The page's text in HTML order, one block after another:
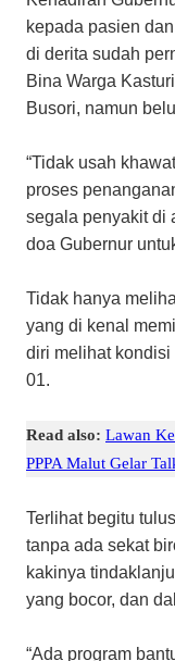
kepada pasien
di derita sudah
Bina Warga
Busori, namun
“Tidak usah
proses
segala penyakit di
doa Gubernur
Tidak hanya
yang di kenal
diri melihat
01.
Read also: Lawan
PPPA Malut Gelar
Terlihat begitu
tanpa ada sekat
kakinya
yang bocor, dan
“Ada program